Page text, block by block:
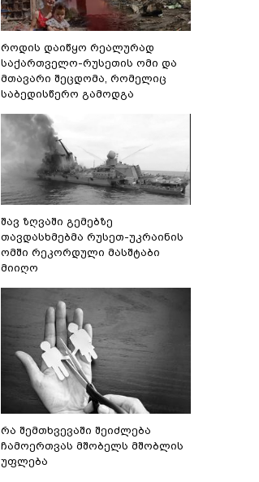
როდის დაიწყო რეალურად
საქართველო-რუსეთის ომი და
მთავარი შეცდომა, რომელიც
საბედისწერო გამოდგა
შავ ზღვაში გემებზე
თავდასხმებმა რუსეთ-უკრაინის
ომში რეკორდული მასშტაბი
მიიღო
რა შემთხვევაში შეიძლება
ჩამოერთვას მშობელს მშობლის
უფლება